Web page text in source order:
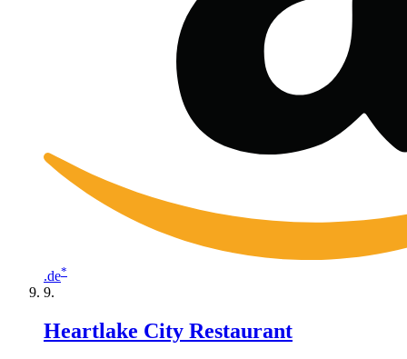
.de*
Heartlake City Restaurant